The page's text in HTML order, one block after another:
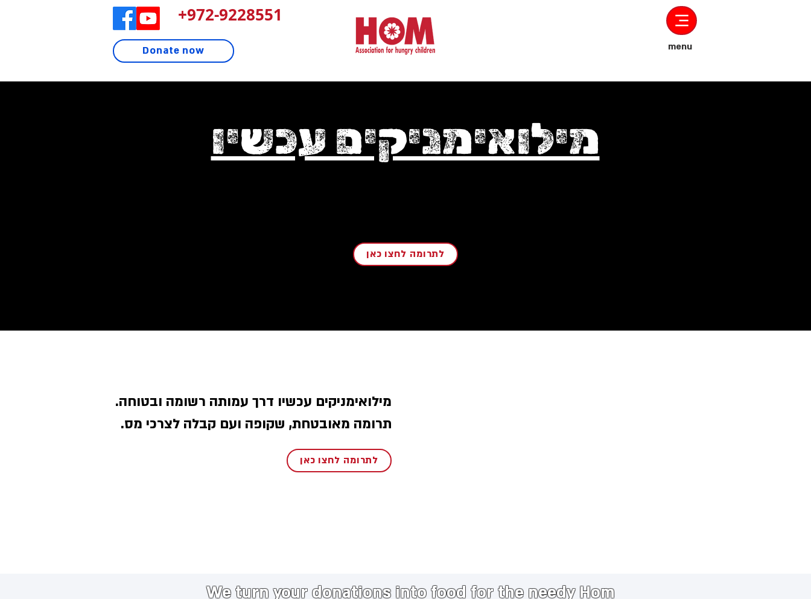
972-9228551+
Donate now menu
מילואימניקים עכשיו
לתרומה לחצו כאן
מילואימניקים עכשיו דרך עמותה רשומה ובטוחה.
תרומה מאובטחת, שקופה ועם קבלה לצרכי מס.
לתרומה לחצו כאן
We turn your donations into food for the needy​Hom